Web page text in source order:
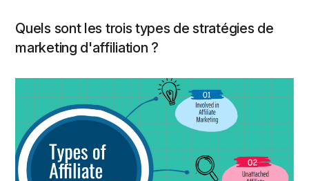
Quels sont les trois types de stratégies de
marketing d'affiliation ?